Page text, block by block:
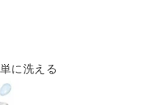
に洗える